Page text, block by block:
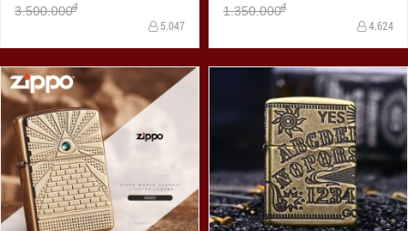
3.500.000đ
5.047
1.350.000đ
4.624